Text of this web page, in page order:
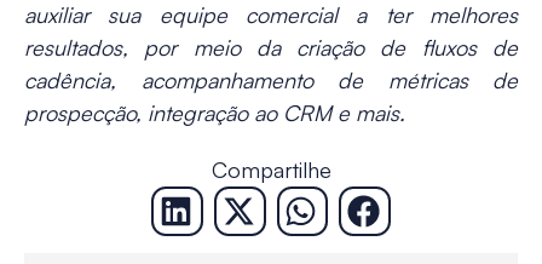
auxiliar sua equipe comercial a ter melhores
resultados, por meio da criação de fluxos de
cadência, acompanhamento de métricas de
prospecção, integração ao CRM e mais.
Compartilhe